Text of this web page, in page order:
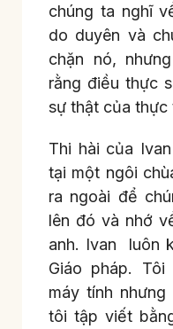
chúng ta nghĩ
do duyên và
chặn nó,
rằng điều thực
sự thật của thực
Thi hài của
tại một ngôi
ra ngoài để
lên đó và nhớ
anh. Ivan luôn
Giáo pháp.
máy tính
tôi tập viết